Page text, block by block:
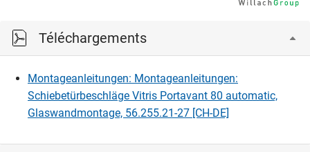
Téléchargements
Montageanleitungen: Montageanleitungen:
Schiebetürbeschläge Vitris Portavant 80 automatic,
Glaswandmontage, 56.255.21-27 [CH-DE]